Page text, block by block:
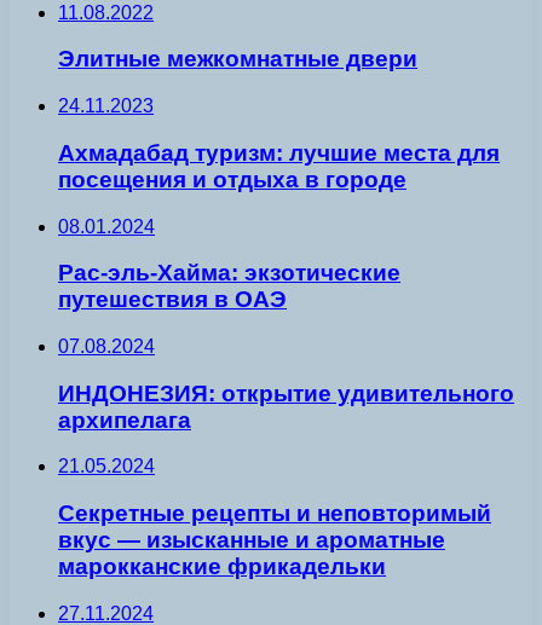
11.08.2022
Элитные межкомнатные двери
24.11.2023
Ахмадабад туризм: лучшие места для
посещения и отдыха в городе
08.01.2024
Рас-эль-Хайма: экзотические
путешествия в ОАЭ
07.08.2024
ИНДОНЕЗИЯ: открытие удивительного
архипелага
21.05.2024
Секретные рецепты и неповторимый
вкус — изысканные и ароматные
марокканские фрикадельки
27.11.2024